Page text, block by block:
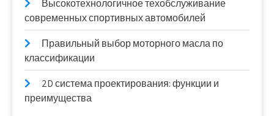
Высокотехнологичное техобслуживание
современных спортивных автомобилей
Правильный выбор моторного масла по
классификации
2D система проектирования: функции и
преимущества